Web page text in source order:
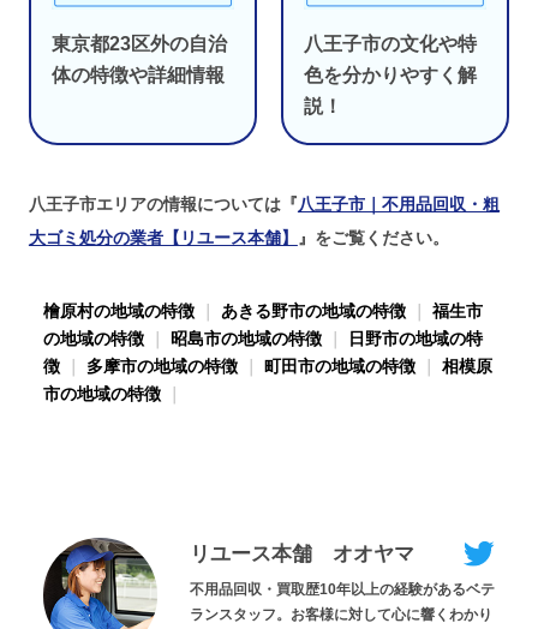
東京都23区外の自治
体の特徴や詳細情報
八王子市の文化や特
色を分かりやすく解
説！
八王子市エリアの情報については『八王子市｜不用品回収・粗
大ゴミ処分の業者【リユース本舗】 』をご覧ください。
檜原村の地域の特徴｜ あきる野市の地域の特徴｜ 福生市
の地域の特徴｜ 昭島市の地域の特徴｜
日野市の地域の特
徴｜ 多摩市の地域の特徴｜ 町田市の地域の特徴｜ 相模原
市の地域の特徴｜
リユース本舗 オオヤマ
不用品回収・買取歴10年以上の経験があるベテ
ランスタッフ。お客様に対して心に響くわかり